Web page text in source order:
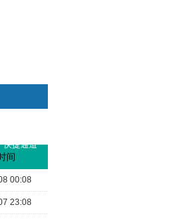
快捷通道
间
00:08
23:08